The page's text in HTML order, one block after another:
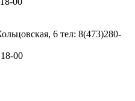
6 тел: 8(473)280-
00